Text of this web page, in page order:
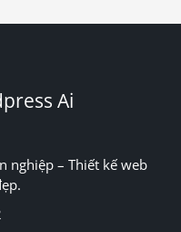
Ai
nghiệp – Thiết kế web